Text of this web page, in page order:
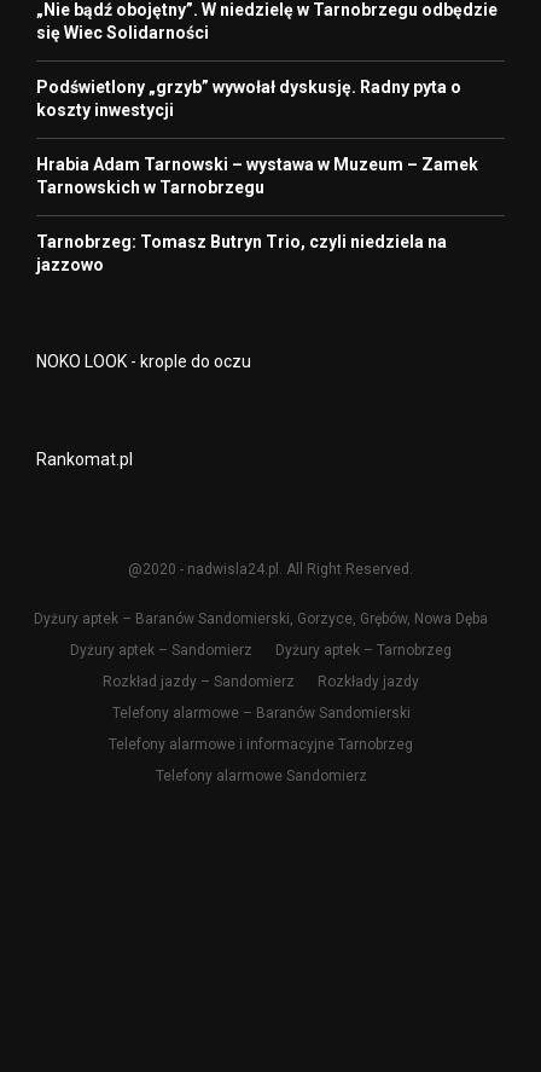
„Nie bądź obojętny”. W niedzielę w Tarnobrzegu odbędzie
się Wiec Solidarności
Podświetlony „grzyb” wywołał dyskusję. Radny pyta o
koszty inwestycji
Hrabia Adam Tarnowski – wystawa w Muzeum – Zamek
Tarnowskich w Tarnobrzegu
Tarnobrzeg: Tomasz Butryn Trio, czyli niedziela na
jazzowo
NOKO LOOK - krople do oczu
Rankomat.pl
@2020 - nadwisla24.pl. All Right Reserved.
Dyżury aptek – Baranów Sandomierski, Gorzyce, Grębów, Nowa Dęba
Dyżury aptek – Sandomierz
Dyżury aptek – Tarnobrzeg
Rozkład jazdy – Sandomierz
Rozkłady jazdy
Telefony alarmowe – Baranów Sandomierski
Telefony alarmowe i informacyjne Tarnobrzeg
Telefony alarmowe Sandomierz